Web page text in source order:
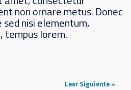
non ornare metus. Donec
sed nisi elementum,
tempus lorem.
Leer Siguiente »